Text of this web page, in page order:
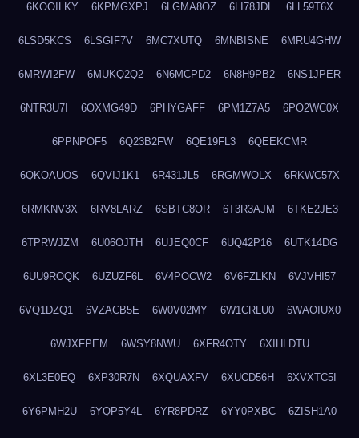
6KOOILKY 6KPMGXPJ 6LGMA8OZ 6LI78JDL 6LL59T6X
6LSD5KCS 6LSGIF7V 6MC7XUTQ 6MNBISNE 6MRU4GHW
6MRWI2FW 6MUKQ2Q2 6N6MCPD2 6N8H9PB2 6NS1JPER
6NTR3U7I 6OXMG49D 6PHYGAFF 6PM1Z7A5 6PO2WC0X
6PPNPOF5 6Q23B2FW 6QE19FL3 6QEEKCMR
6QKOAUOS 6QVIJ1K1 6R431JL5 6RGMWOLX 6RKWC57X
6RMKNV3X 6RV8LARZ 6SBTC8OR 6T3R3AJM 6TKE2JE3
6TPRWJZM 6U06OJTH 6UJEQ0CF 6UQ42P16 6UTK14DG
6UU9ROQK 6UZUZF6L 6V4POCW2 6V6FZLKN 6VJVHI57
6VQ1DZQ1 6VZACB5E 6W0V02MY 6W1CRLU0 6WAOIUX0
6WJXFPEM 6WSY8NWU 6XFR4OTY 6XIHLDTU
6XL3E0EQ 6XP30R7N 6XQUAXFV 6XUCD56H 6XVXTC5I
6Y6PMH2U 6YQP5Y4L 6YR8PDRZ 6YY0PXBC 6ZISH1A0